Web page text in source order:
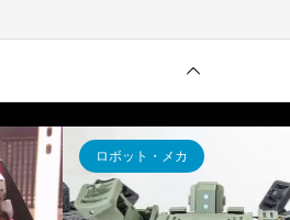
ロボット・メカ